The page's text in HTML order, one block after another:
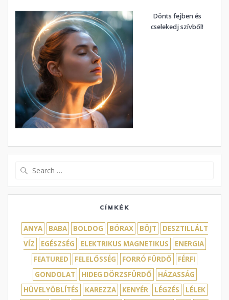
Dönts fejben és
cselekedj szívből!
CÍMKÉK
ANYA BABA BOLDOG BÓRAX BÖJT
DESZTILLÁLT
VÍZ
EGÉSZSÉG ELEKTRIKUS MAGNETIKUS
ENERGIA
FEATURED
FELELŐSSÉG FORRÓ FÜRDŐ
FÉRFI
GONDOLAT
HIDEG DÖRZSFÜRDŐ
HÁZASSÁG
HÜVELYÖBLÍTÉS
KAREZZA KENYÉR LÉGZÉS
LÉLEK